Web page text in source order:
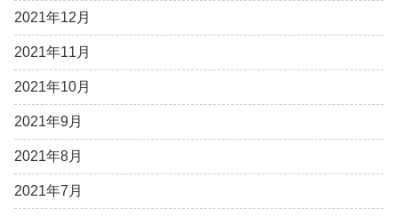
2021年12月
2021年11月
2021年10月
2021年9月
2021年8月
2021年7月